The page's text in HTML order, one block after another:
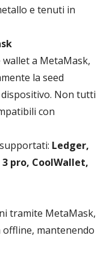
e tenuti in
wallet a MetaMask,
la seed
Non tutti
con
Ledger,
pro, CoolWallet,
tramite MetaMask,
offline, mantenendo